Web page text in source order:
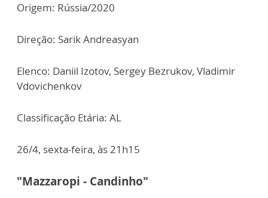
Origem: Rússia/2020
Direção: Sarik Andreasyan
Elenco: Daniil Izotov, Sergey Bezrukov, Vladimir
Vdovichenkov
Classificação Etária: AL
26/4, sexta-feira, às 21h15
"Mazzaropi - Candinho"